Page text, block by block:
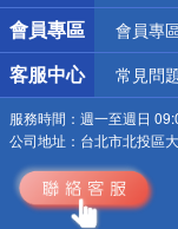
會員專區 會員專
客服中心 常見問
服務時間： 週一至週日
公司地址： 台北市北投區